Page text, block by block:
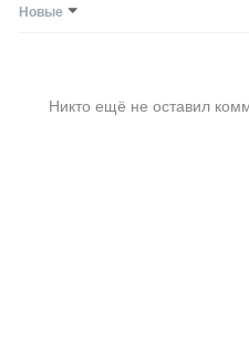
Новые
Никто ещё не оставил